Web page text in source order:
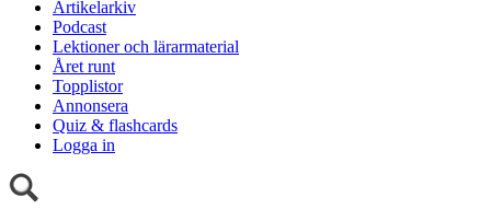
Artikelarkiv
Podcast
Lektioner och lärarmaterial
Året runt
Topplistor
Annonsera
Quiz & flashcards
Logga in